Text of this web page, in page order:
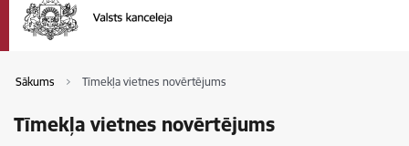
Sākums Tīmekļa vietnes novērtējums
Tīmekļa vietnes novērtējums